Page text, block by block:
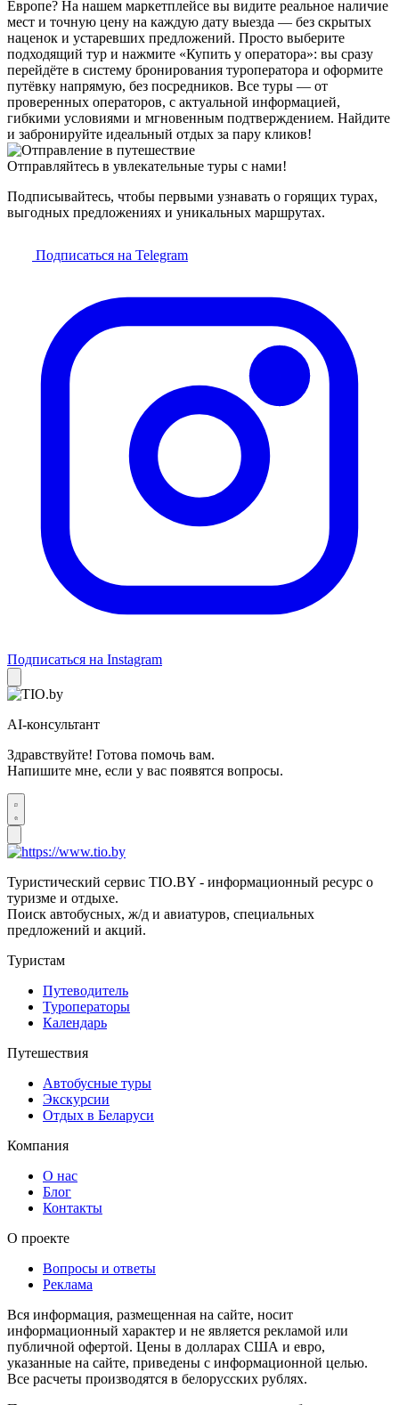
Европе? На нашем маркетплейсе вы видите реальное наличие
мест и точную цену на каждую дату выезда — без скрытых
наценок и устаревших предложений. Просто выберите
подходящий тур и нажмите «Купить у оператора»: вы сразу
перейдёте в систему бронирования туроператора и оформите
путёвку напрямую, без посредников. Все туры — от
проверенных операторов, с актуальной информацией,
гибкими условиями и мгновенным подтверждением. Найдите
и забронируйте идеальный отдых за пару кликов!
Отправляйтесь в увлекательные туры с нами!
Подписывайтесь, чтобы первыми узнавать о горящих турах,
выгодных предложениях и уникальных маршрутах.
Подписаться на Telegram
Подписаться на Instagram
AI-консультант
Здравствуйте! Готова помочь вам.
Напишите мне, если у вас появятся вопросы.
Туристический сервис TIO.BY - информационный ресурс о
туризме и отдыхе.
Поиск автобусных, ж/д и авиатуров, специальных
предложений и акций.
Туристам
Путеводитель
Туроператоры
Календарь
Путешествия
Автобусные туры
Экскурсии
Отдых в Беларуси
Компания
О нас
Блог
Контакты
О проекте
Вопросы и ответы
Реклама
Вся информация, размещенная на сайте, носит
информационный характер и не является рекламой или
публичной офертой. Цены в долларах США и евро,
указанные на сайте, приведены с информационной целью.
Все расчеты производятся в белорусских рублях.